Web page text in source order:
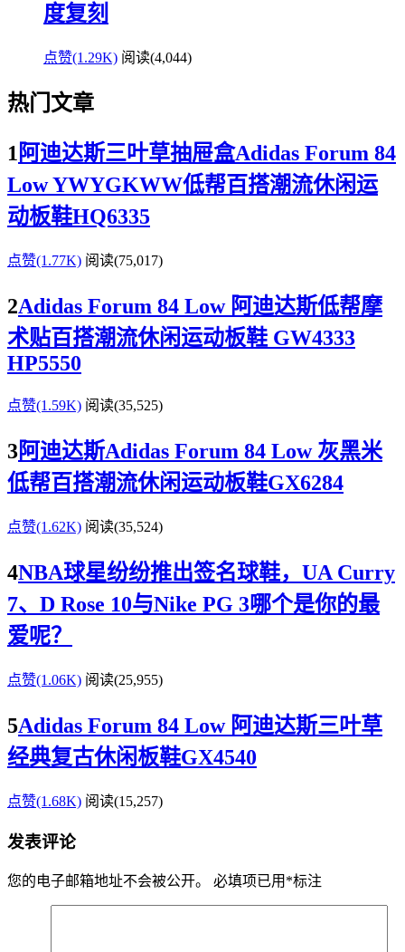
度复刻
点赞(1.29K) 阅读(4,044)
热门文章
1 阿迪达斯三叶草抽屉盒Adidas Forum 84
Low YWYGKWW低帮百搭潮流休闲运
动板鞋HQ6335
点赞(1.77K) 阅读(75,017)
2Adidas Forum 84 Low 阿迪达斯低帮摩
术贴百搭潮流休闲运动板鞋 GW4333
HP5550
点赞(1.59K) 阅读(35,525)
3阿迪达斯Adidas Forum 84 Low 灰黑米
低帮百搭潮流休闲运动板鞋GX6284
点赞(1.62K) 阅读(35,524)
4NBA球星纷纷推出签名球鞋，UA Curry
7、D Rose 10与Nike PG 3哪个是你的最
爱呢？
点赞(1.06K) 阅读(25,955)
5Adidas Forum 84 Low 阿迪达斯三叶草
经典复古休闲板鞋GX4540
点赞(1.68K) 阅读(15,257)
发表评论
您的电子邮箱地址不会被公开。 必填项已用 *标注